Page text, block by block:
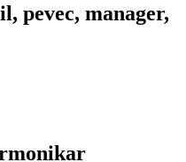
pevec, manager,